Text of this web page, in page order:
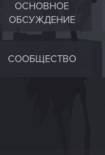
ОСНОВНОЕ
ОБСУЖДЕНИЕ
СООБЩЕСТВО